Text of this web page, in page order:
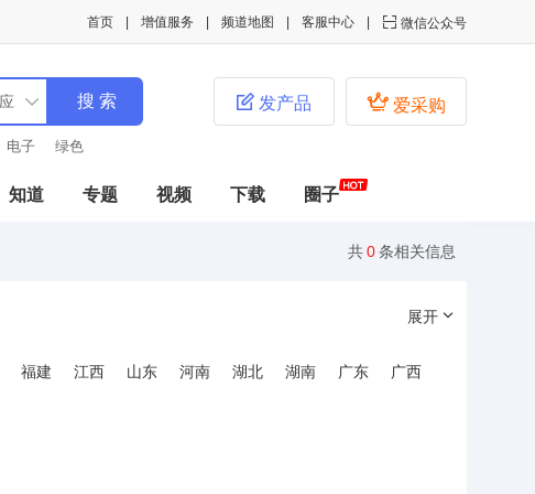
 微信公众号
客服中心
频道地图
增值服务
首页
电子 绿色
 爱采购
 发产品
知道 专题 视频 下载 圈子
共0条相关信息
展开
福建 江西 山东 河南 湖北 湖南 广东
广西